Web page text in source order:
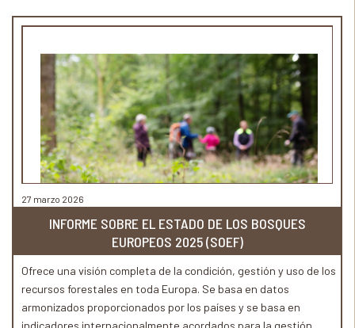
27 marzo 2026
INFORME SOBRE EL ESTADO DE LOS BOSQUES
EUROPEOS 2025 (SOEF)
Ofrece una visión completa de la condición, gestión y uso de los
recursos forestales en toda Europa. Se basa en datos
armonizados proporcionados por los países y se basa en
indicadores internacionalmente acordados para la gestión